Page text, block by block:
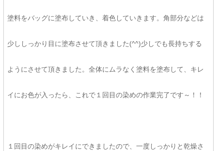
塗料をバッグに塗布していき、着色していきます。角部分などは
少ししっかり目に塗布させて頂きました(^^)少しでも長持ちする
ようにさせて頂きました。全体にムラなく塗料を塗布して、キレ
イにお色が入ったら、これで１回目の染めの作業完了です～！！
１回目の染めがキレイにできましたので、一度しっかりと乾燥さ